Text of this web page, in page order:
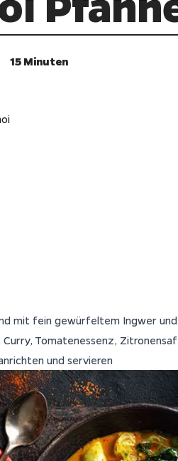
15 Minuten
mit fein gewürfeltem Ingwer
Tomatenessenz,
und servieren